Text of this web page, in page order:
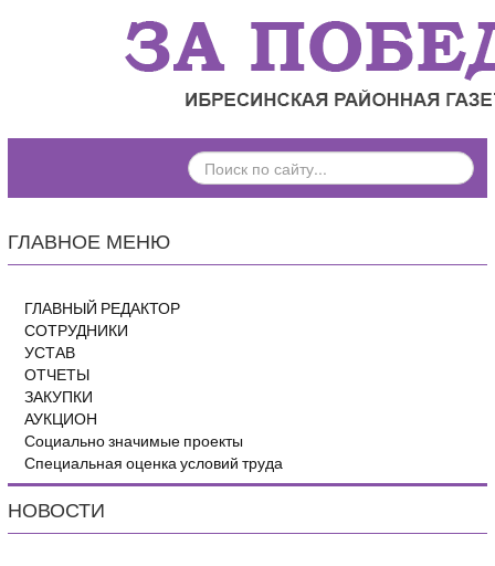
ПОИСК
ПО
ГЛАВНОЕ МЕНЮ
ГЛАВНЫЙ РЕДАКТОР
СОТРУДНИКИ
УСТАВ
ОТЧЕТЫ
ЗАКУПКИ
АУКЦИОН
Социально значимые проекты
Специальная оценка условий труда
НОВОСТИ